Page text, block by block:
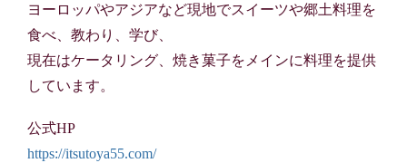
ヨーロッパやアジアなど現地でスイーツや郷土料理を
食べ、教わり、学び、
現在はケータリング、焼き菓子をメインに料理を提供
しています。
公式HP
https://itsutoya55.com/